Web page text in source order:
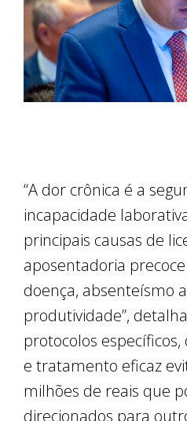
“A dor crônica é a
incapacidade
principais causas de
aposentadoria
doença, absenteísmo
produtividade”,
protocolos
e tratamento eficaz
milhões de reais que
direcionados para